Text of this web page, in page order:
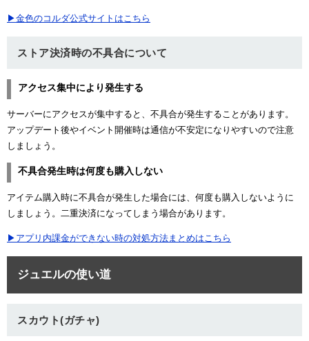
▶金色のコルダ公式サイトはこちら
ストア決済時の不具合について
アクセス集中により発生する
サーバーにアクセスが集中すると、不具合が発生することがあります。
アップデート後やイベント開催時は通信が不安定になりやすいので注意
しましょう。
不具合発生時は何度も購入しない
アイテム購入時に不具合が発生した場合には、何度も購入しないように
しましょう。二重決済になってしまう場合があります。
▶アプリ内課金ができない時の対処方法まとめはこちら
ジュエルの使い道
スカウト(ガチャ)